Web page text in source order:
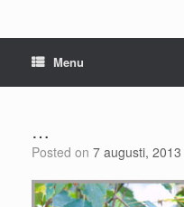
Menu
…
Posted on 7 augusti, 2013